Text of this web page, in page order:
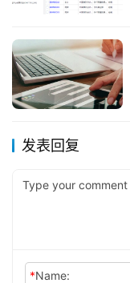
发表回复
*Name: